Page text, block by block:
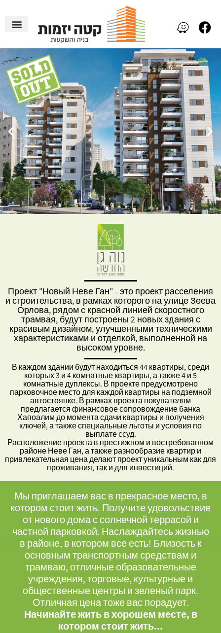
Проект "Новый Неве Ган" - это проект расселения
и строительства, в рамках которого на улице Зеева
Орлова, рядом с красной линией скоростного
трамвая, будут построены 2 новых здания с
красивым дизайном, улучшенными техническими
характеристиками и отделкой, выполненной на
высоком уровне.
В каждом здании будут находиться 44 квартиры, среди
которых 3 и 4 комнатные квартиры, а также 4 и 5
комнатные дуплексы. В проекте предусмотрено
парковочное место для каждой квартиры на подземной
автостоянке. В рамках проекта покупателям
предлагается финансовое сопровождение банка
Хапоалим до момента сдачи квартиры и получения
ключей, а также специальные льготы и условия по
выплате ссуд.
Расположение проекта в престижном и востребованном
районе Неве Ган, а также разнообразие квартир и
привлекательная цена делают проект уникальным как для
проживания, так и для инвестиций.
Мы приглашаем вас в прекрасное место, в
котором стоит жить. Получите удовольствие
от нового дома с солнечной террасой и
частной парковкой. Наслаждайтесь жизнью
в районе, в котором все есть! Близость к
основным транспортным средствам и
трамваю, отличные образовательные
учреждения, торговые, культурные и
общественные центры и зеленый парк.
Отличная цена тоже вас порадует.
Начинайте жить в хорошем месте, в
котором стоит жить...